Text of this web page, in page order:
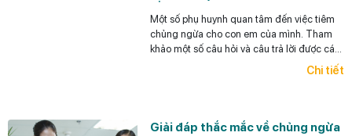
Một số phụ huynh quan tâm đến việc tiêm
chủng ngừa cho con em của mình. Tham
khảo một số câu hỏi và câu trả lời được các
BS tại PKĐKQT YERSIN giải đáp nhé.
Chi tiết
Giải đáp thắc mắc về chủng ngừa